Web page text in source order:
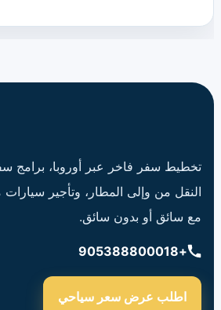
تخطيط سفر فاخر عبر أوروبا،
النقل من وإلى المطار، وتأجير
مع سائق أو بدون سائق.
+905388800018
اطلب عرض سعر سياحي